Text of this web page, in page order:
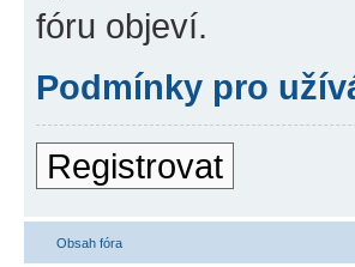
fóru objeví.
Podmínky pro
Registrovat
Obsah fóra